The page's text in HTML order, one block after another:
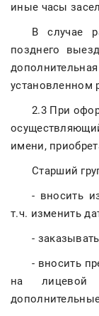
иные часы
В случае
позднего
установленном
2.3 При
имени,
Старший
- вносить
т.ч. изменить
-
- вносить
на лицевой